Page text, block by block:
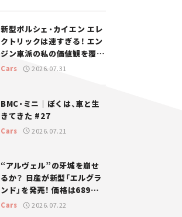
新型ポルシェ・カイエン エレ
クトリックは速すぎる！ エン
ジン車派の私の価値観を覆し
た、新しいポルシェの走り。
Cars 2026.07.31
BMC・ミニ｜ぼくは、車と生
きてきた #27
Cars 2026.07.21
“アルヴェル”の牙城を崩せ
るか？ 日産が新型「エルグラ
ンド」を発売！ 価格は689万
円から【新車ニュース】
Cars 2026.07.22